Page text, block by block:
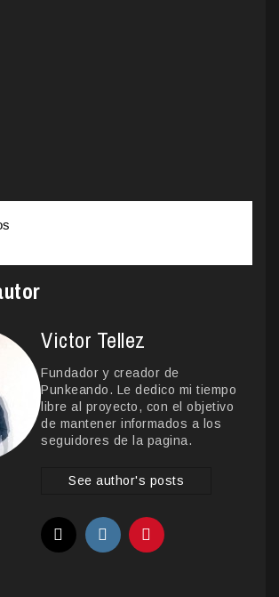
Victor Tellez
Fundador y creador de
Punkeando. Le dedico mi tiempo
libre al proyecto, con el objetivo
de mantener informados a los
seguidores de la pagina.
See author's posts